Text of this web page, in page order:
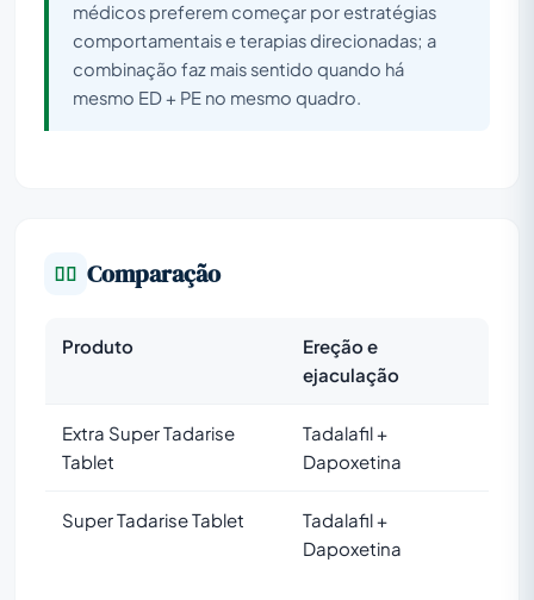
médicos preferem começar por estratégias
comportamentais e terapias direcionadas; a
combinação faz mais sentido quando há
mesmo ED + PE no mesmo quadro.
Comparação
Produto
Ereção e
ejaculação
Extra Super Tadarise
Tablet
Tadalafil +
Dapoxetina
Super Tadarise Tablet
Tadalafil +
Dapoxetina